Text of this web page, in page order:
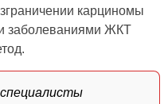
карциномы
заболеваниями ЖКТ